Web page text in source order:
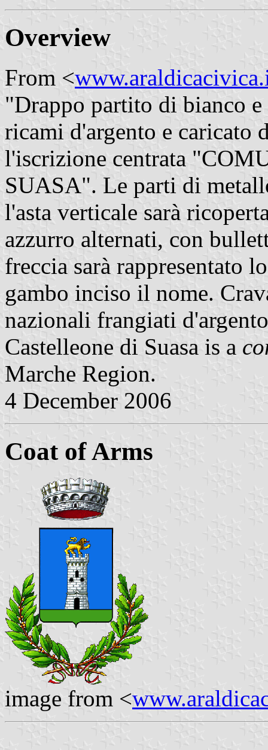
Overview
From <
"Drappo partito di bianco
ricami d'argento e caricato
l'iscrizione centrata
SUASA". Le parti di
l'asta verticale sarà
azzurro alternati, con
freccia sarà rappresentato
gambo inciso il nome.
nazionali frangiati
Castelleone di Suasa is a
Marche Region.
4 December 2006
Coat of Arms
image from <